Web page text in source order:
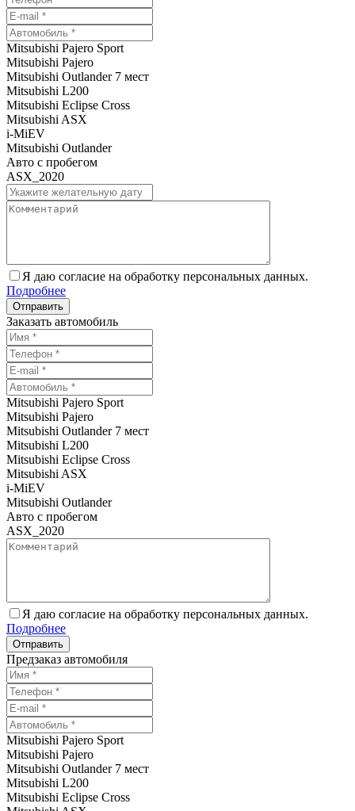
Mitsubishi Pajero Sport
Mitsubishi Pajero
Mitsubishi Outlander 7 мест
Mitsubishi L200
Mitsubishi Eclipse Cross
Mitsubishi ASX
i-MiEV
Mitsubishi Outlander
Авто с пробегом
ASX_2020
Я даю согласие на обработку персональных данных.
Подробнее
Заказать автомобиль
Mitsubishi Pajero Sport
Mitsubishi Pajero
Mitsubishi Outlander 7 мест
Mitsubishi L200
Mitsubishi Eclipse Cross
Mitsubishi ASX
i-MiEV
Mitsubishi Outlander
Авто с пробегом
ASX_2020
Я даю согласие на обработку персональных данных.
Подробнее
Предзаказ автомобиля
Mitsubishi Pajero Sport
Mitsubishi Pajero
Mitsubishi Outlander 7 мест
Mitsubishi L200
Mitsubishi Eclipse Cross